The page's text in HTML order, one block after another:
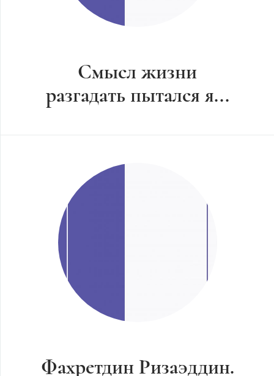
Смысл жизни
разгадать пытался я...
Фахретдин Ризаэддин.